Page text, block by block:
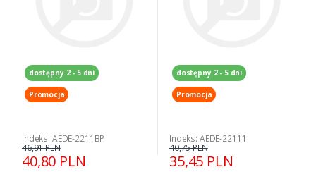
dostępny 2 - 5 dni
Promocja
Indeks: AEDE-2211BP
40,80 PLN
46,91 PLN
dostępny 2 - 5 dni
Promocja
Indeks: AEDE-22111
35,45 PLN
40,75 PLN